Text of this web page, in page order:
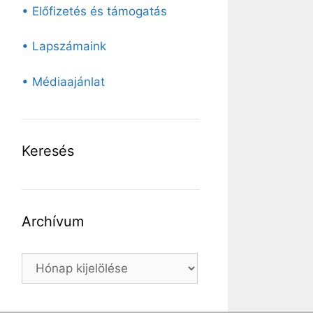
• Előfizetés és támogatás
• Lapszámaink
• Médiaajánlat
Keresés
Archívum
Archívum